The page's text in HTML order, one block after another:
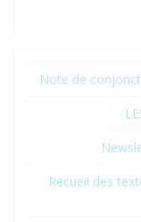
Note de
Recueil des